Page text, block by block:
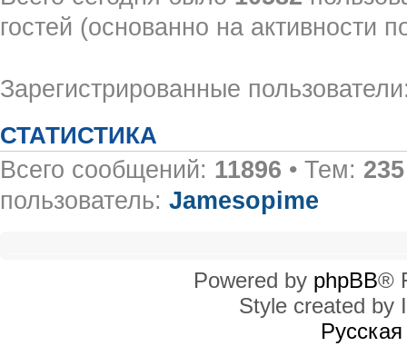
гостей (основанно на активности
Зарегистрированные
СТАТИСТИКА
Всего сообщений: 11896 • Тем: 235
пользователь: Jamesopime
Powered by phpBB®
Style created by